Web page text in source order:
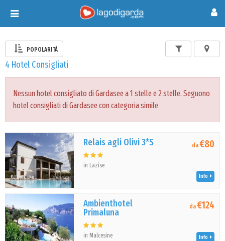
Toggle
navigation
POPOLARITÀ
4 Hotel Consigliati
Nessun hotel consigliato di Gardasee a 1 stelle e 2 stelle. Seguono
hotel consigliati di Gardasee con categoria simile
Relais agli Olivi 3*S
in Lazise
da€80
Info
Ambienthotel
Primaluna
in Malcesine
da€124
Info